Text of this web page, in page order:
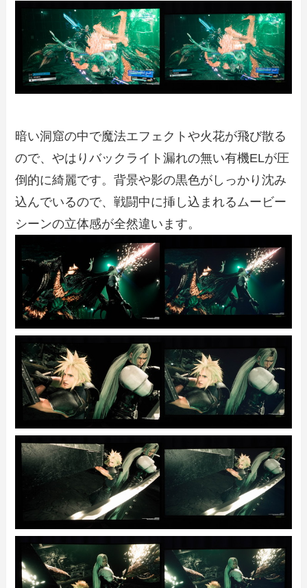
暗い洞窟の中で魔法エフェクトや火花が飛び散る
ので、やはりバックライト漏れの無い有機ELが圧
倒的に綺麗です。背景や影の黒色がしっかり沈み
込んでいるので、戦闘中に挿し込まれるムービー
シーンの立体感が全然違います。